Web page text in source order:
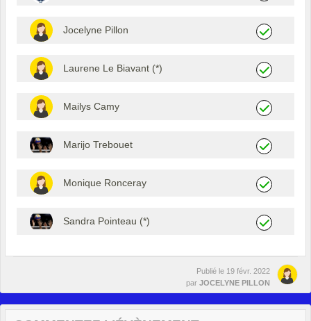
Jocelyne Pillon
Laurene Le Biavant (*)
Mailys Camy
Marijo Trebouet
Monique Ronceray
Sandra Pointeau (*)
Publié le 19 févr. 2022
par JOCELYNE PILLON